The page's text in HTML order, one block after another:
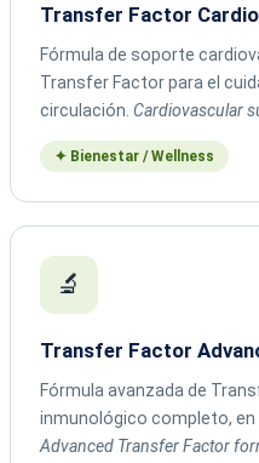
Transfer Factor Cardio
Fórmula de soporte
Transfer Factor para el
circulación. Cardiovascular
✦ Bienestar / Wellness
🔬
Transfer Factor
Fórmula avanzada de
inmunológico completo, en
Advanced Transfer Factor